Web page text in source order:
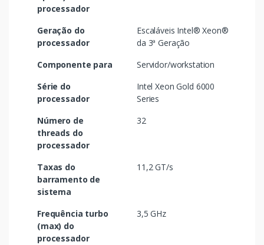
processador
Geração do
processador
Escaláveis Intel® Xeon®
da 3ª Geração
Componente para
Servidor/workstation
Série do
processador
Intel Xeon Gold 6000
Series
Número de
threads do
processador
32
Taxas do
barramento de
sistema
11,2 GT/s
Frequência turbo
(max) do
processador
3,5 GHz